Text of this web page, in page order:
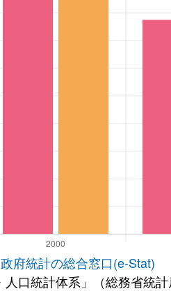
政府統計の総合窓口(e-Stat)
人口統計体系」（総務省統